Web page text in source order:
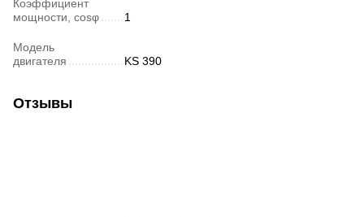
Коэффициент
мощности, cosφ
1
Модель
двигателя
KS 390
Отзывы